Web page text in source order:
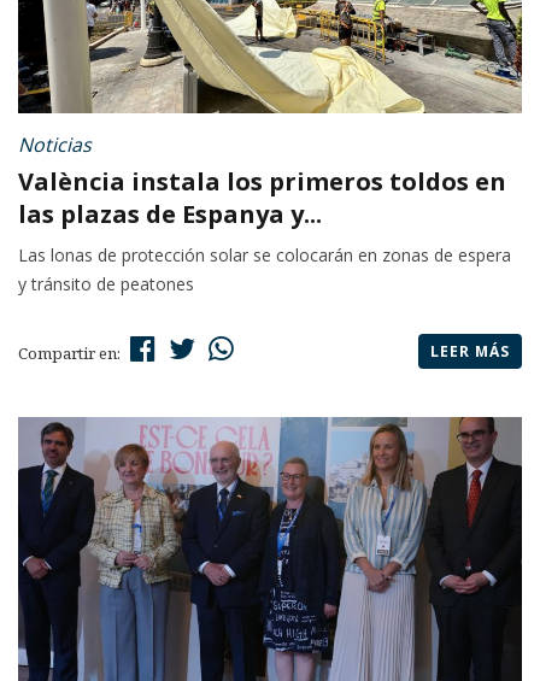
Noticias
València instala los primeros toldos en
las plazas de Espanya y...
Las lonas de protección solar se colocarán en zonas de espera
y tránsito de peatones
Compartir en: LEER MÁS